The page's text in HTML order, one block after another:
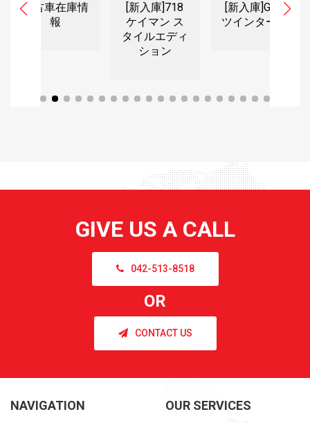
中古車在庫情
報
[新入庫]718
ケイマン ス
タイルエディ
ション
[新入庫]GTO
ツインターボ
GIVE US A CALL
042-513-8518
OR
CONTACT US
NAVIGATION OUR SERVICES